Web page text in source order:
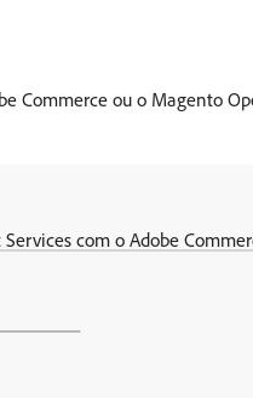
ou o Magento
com o Adobe